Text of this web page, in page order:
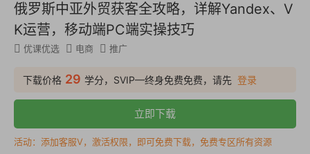
俄罗斯中亚外贸获客全攻略，详解Yandex、V
K运营，移动端PC端实操技巧
优课优选 电商 推广
下载价格 29 学分，SVIP—终身免费免费，请先 登录
立即下载
活动：添加客服V，激活权限，即可免费下载，免费专区所有资源